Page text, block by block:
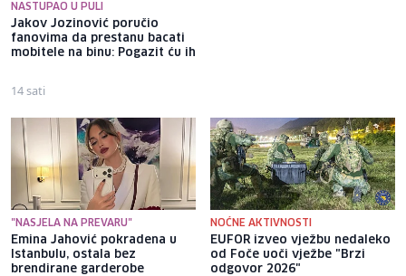
NASTUPAO U PULI
Jakov Jozinović poručio
fanovima da prestanu bacati
mobitele na binu: Pogazit ću ih
14 sati
"NASJELA NA PREVARU"
Emina Jahović pokradena u
Istanbulu, ostala bez
brendirane garderobe
NOĆNE AKTIVNOSTI
EUFOR izveo vježbu nedaleko
od Foče uoči vježbe "Brzi
odgovor 2026"